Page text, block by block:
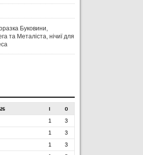
Буковини,
та Металіста, нічиї для
О
1
3
1
3
1
3